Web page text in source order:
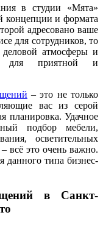
в студии «Мята»
концепции и формата
адресовано ваше
для сотрудников, то
атмосферы и
для приятной и
– это не только
вас из серой
планировка. Удачное
подбор мебели,
осветительных
всё это очень важно.
данного типа бизнес-
в Санкт-